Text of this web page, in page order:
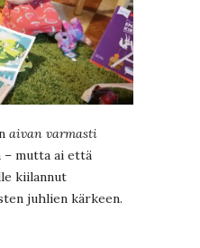
aivan varmasti
– mutta ai että
kiilannut
juhlien kärkeen.